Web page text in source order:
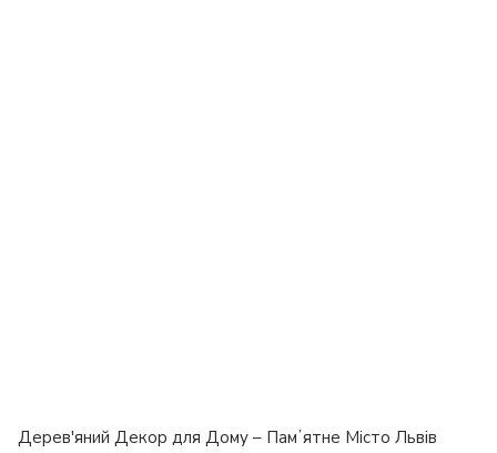
Дерев'яний Декор для Дому – Памʼятне Місто Львів